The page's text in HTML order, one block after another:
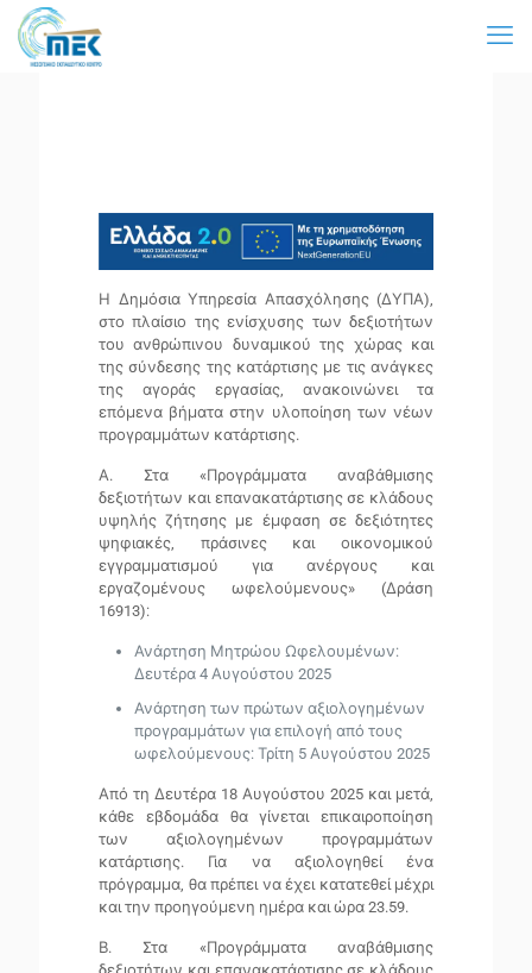
Η Δημόσια Υπηρεσία Απασχόλησης (ΔΥΠΑ),
στο πλαίσιο της ενίσχυσης των δεξιοτήτων
του ανθρώπινου δυναμικού της χώρας και
της σύνδεσης της κατάρτισης με τις ανάγκες
της αγοράς εργασίας, ανακοινώνει τα
επόμενα βήματαστην υλοποίηση των νέων
προγραμμάτων κατάρτισης.
Α. Στα «Προγράμματα αναβάθμισης
δεξιοτήτων και επανακατάρτισης σε κλάδους
υψηλής ζήτησης με έμφαση σε δεξιότητες
ψηφιακές, πράσινες και οικονομικού
εγγραμματισμού για ανέργους και
εργαζομένους ωφελούμενους» (Δράση
16913):
Ανάρτηση Μητρώου Ωφελουμένων:
Δευτέρα 4 Αυγούστου 2025
Ανάρτηση των πρώτων αξιολογημένων
προγραμμάτων για επιλογή από τους
ωφελούμενους: Τρίτη 5 Αυγούστου 2025
Από τη Δευτέρα 18 Αυγούστου 2025 και μετά,
κάθε εβδομάδα θα γίνεται επικαιροποίηση
των αξιολογημένων προγραμμάτων
κατάρτισης. Για να αξιολογηθεί ένα
πρόγραμμα, θα πρέπει να έχει κατατεθεί μέχρι
και την προηγούμενη ημέρα και ώρα 23.59.
Β. Στα «Προγράμματα αναβάθμισης